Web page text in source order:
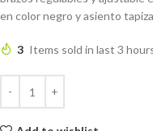
en color negro y asiento
3 Items sold in last 3